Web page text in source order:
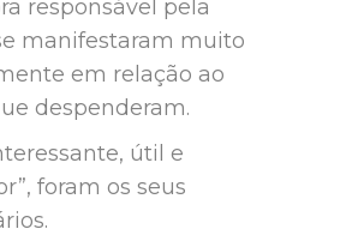
responsável pela
manifestaram muito
em relação ao
despenderam.
útil e
foram os seus